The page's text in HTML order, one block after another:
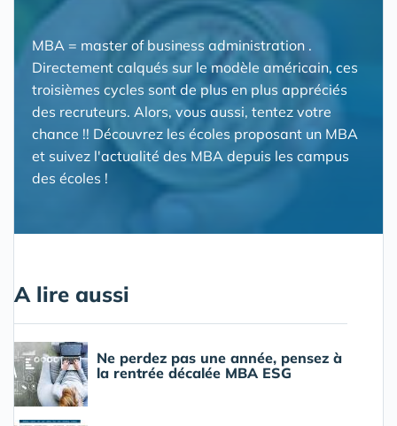
MBA = master of business administration .
Directement calqués sur le modèle américain, ces
troisièmes cycles sont de plus en plus appréciés
des recruteurs. Alors, vous aussi, tentez votre
chance !! Découvrez les écoles proposant un MBA
et suivez l'actualité des MBA depuis les campus
des écoles !
A lire aussi
Ne perdez pas une année, pensez à
la rentrée décalée MBA ESG